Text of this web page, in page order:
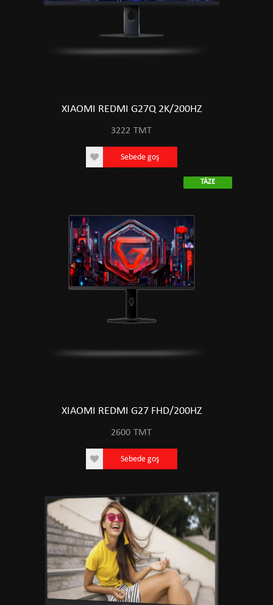
XIAOMI REDMI G27Q 2K/200HZ
3222 TMT
Sebede goş
TÄZE
XIAOMI REDMI G27 FHD/200HZ
2600 TMT
Sebede goş